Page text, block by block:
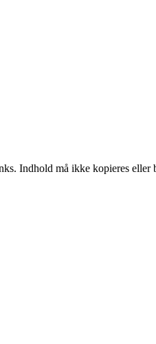
Indhold må ikke kopieres eller